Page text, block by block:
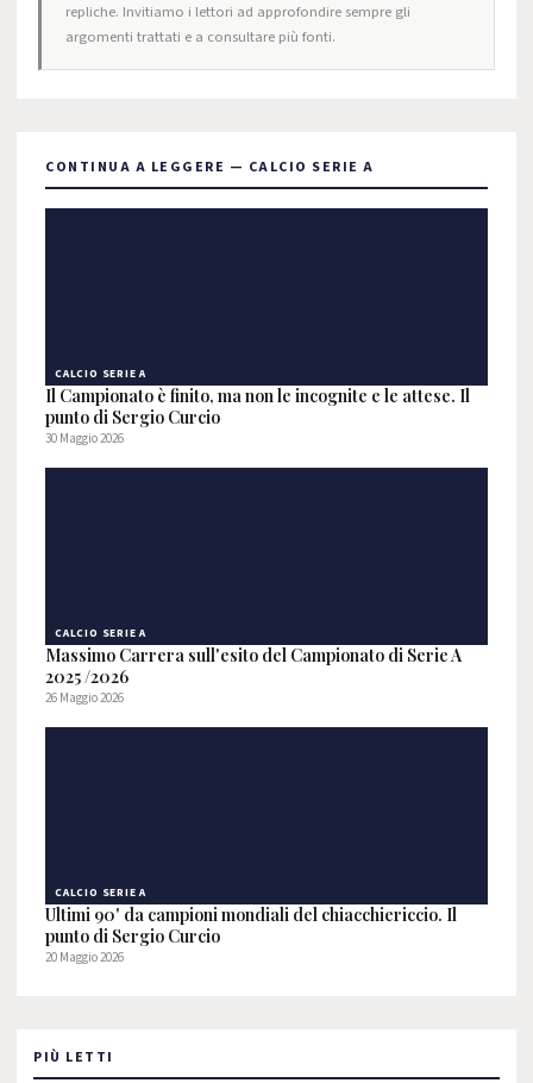
repliche. Invitiamo i lettori ad approfondire sempre gli
argomenti trattati e a consultare più fonti.
CONTINUA A LEGGERE — CALCIO SERIE A
CALCIO SERIE A
Il Campionato è finito, ma non le incognite e le attese. Il
punto di Sergio Curcio
30 Maggio 2026
CALCIO SERIE A
Massimo Carrera sull'esito del Campionato di Serie A
2025 /2026
26 Maggio 2026
CALCIO SERIE A
Ultimi 90' da campioni mondiali del chiacchiericcio. Il
punto di Sergio Curcio
20 Maggio 2026
PIÙ LETTI